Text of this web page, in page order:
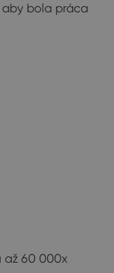
bola práca
až 60 000x